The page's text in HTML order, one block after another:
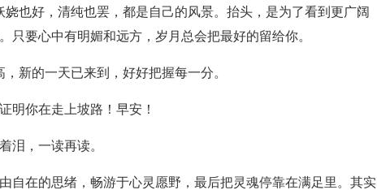
也好，清纯也罢，都是自己的风景。抬头，是为了看到更广阔
只要心中有明媚和远方，岁月总会把最好的留给你。
新的一天已来到，好好把握每一分。
明你在走上坡路！早安！
泪，一读再读。
自在的思绪，畅游于心灵愿野，最后把灵魂停靠在满足里。其实